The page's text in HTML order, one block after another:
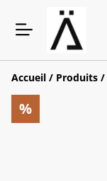
Accueil / Produits /
%